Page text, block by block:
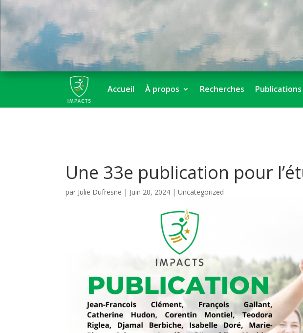
Accueil À propos Recherches Publications
Une 33e publication pour
par Julie Dufresne | Juin 20, 2024 |Uncategorized